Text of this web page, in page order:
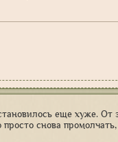
еще хуже. От
снова